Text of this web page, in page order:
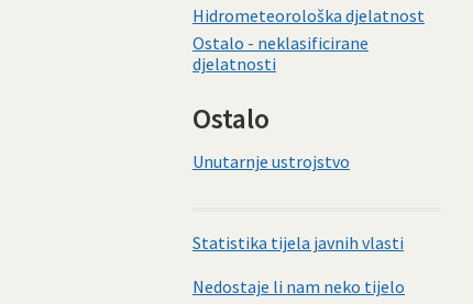
Hidrometeorološka djelatnost
Ostalo - neklasificirane
djelatnosti
Ostalo
Unutarnje ustrojstvo
Statistika tijela javnih vlasti
Nedostaje li nam neko tijelo